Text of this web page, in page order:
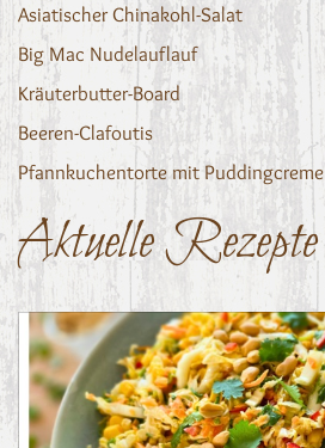
Asiatischer Chinakohl-Salat
Big Mac Nudelauflauf
Kräuterbutter-Board
Beeren-Clafoutis
Pfannkuchentorte mit Puddingcreme
Aktuelle Rezepte